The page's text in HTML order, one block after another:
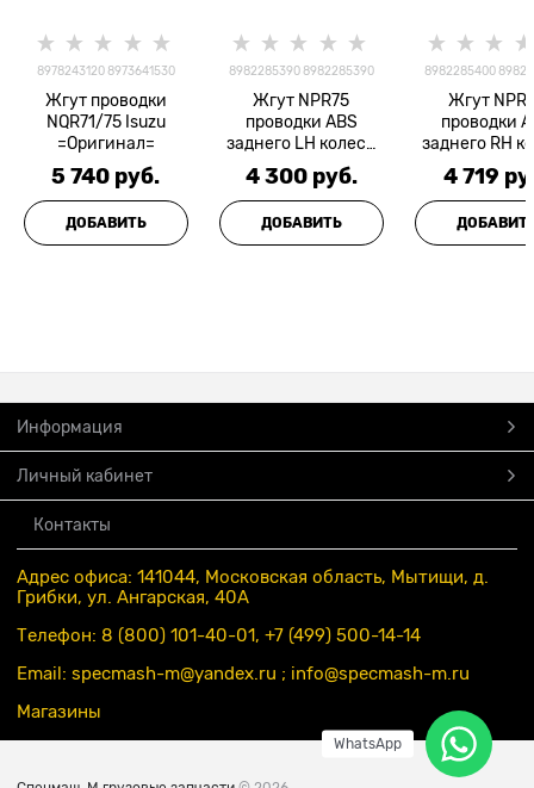
8978243120 8973641530
Жгут проводки
NQR71/75 Isuzu
=Оригинал=
5 740 руб.
ДОБАВИТЬ
8982285390 8982285390
Жгут NPR75
проводки ABS
заднего LH колеса
E5 =Оригинал=
4 300 руб.
ДОБАВИТЬ
8982285400
Жгут
проводки
заднего RH
E5
4 719
Информация
Личный кабинет
Контакты
Адрес офиса: 141044, Московская область, Мытищи, д.
Грибки, ул. Ангарская, 40А
Телефон: 8 (800) 101-40-01, +7 (499) 500-14-14
Email: specmash-m@yandex.ru ; info@specmash-m.ru
Магазины
WhatsApp